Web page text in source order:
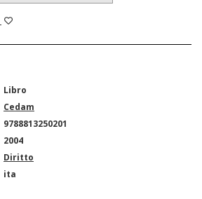
Libro
Cedam
9788813250201
2004
Diritto
ita